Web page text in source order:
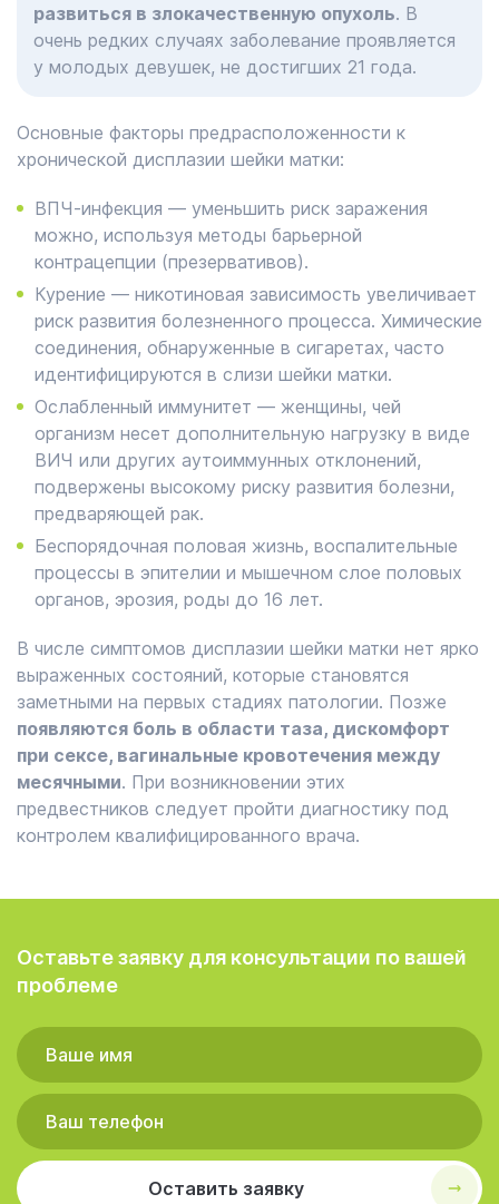
развиться в злокачественную опухоль. В
очень редких случаях заболевание проявляется
у молодых девушек, не достигших 21 года.
Основные факторы предрасположенности к
хронической дисплазии шейки матки:
ВПЧ-инфекция ― уменьшить риск заражения
можно, используя методы барьерной
контрацепции (презервативов).
Курение ― никотиновая зависимость увеличивает
риск развития болезненного процесса. Химические
соединения, обнаруженные в сигаретах, часто
идентифицируются в слизи шейки матки.
Ослабленный иммунитет ― женщины, чей
организм несет дополнительную нагрузку в виде
ВИЧ или других аутоиммунных отклонений,
подвержены высокому риску развития болезни,
предваряющей рак.
Беспорядочная половая жизнь, воспалительные
процессы в эпителии и мышечном слое половых
органов, эрозия, роды до 16 лет.
В числе симптомов дисплазии шейки матки нет ярко
выраженных состояний, которые становятся
заметными на первых стадиях патологии. Позже
появляются боль в области таза, дискомфорт
при сексе, вагинальные кровотечения между
месячными. При возникновении этих
предвестников следует пройти диагностику под
контролем квалифицированного врача.
Оставьте заявку для консультации по вашей
проблеме
Оставить заявку